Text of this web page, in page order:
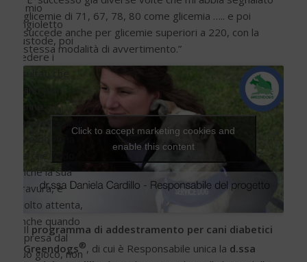
glicemie di 71, 67, 78, 80 come glicemia ….. e poi
succede anche per glicemie superiori a 220, con la
stessa modalità di avvertimento.”
al mio
angioletto
custode, poi
vedere i
perché vedo
anche la sua
bravura, è
molto attenta,
anche quando
è presa dal
suo gioco, non
Click to accept marketing cookies and
enable this content
Ilprogramma di addestramento per cani diabetici
Greendogs®, di cui è Responsabile unica la d.ssa